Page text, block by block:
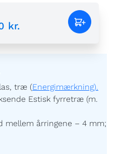
kr.
træ (Energimærkning).
Estisk fyrretræ (m.
mellem årringene – 4 mm;